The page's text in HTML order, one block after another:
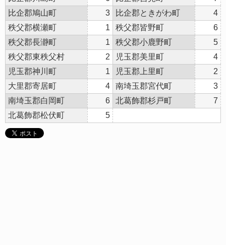
比企郡鳩山町
3 比企郡ときがわ町
4
秩父郡横瀬町
1 秩父郡皆野町
6
秩父郡長瀞町
1 秩父郡小鹿野町
5
秩父郡東秩父村
2 児玉郡美里町
4
児玉郡神川町
1 児玉郡上里町
2
大里郡寄居町
4 南埼玉郡宮代町
3
南埼玉郡白岡町
6 北葛飾郡杉戸町
7
北葛飾郡松伏町
5